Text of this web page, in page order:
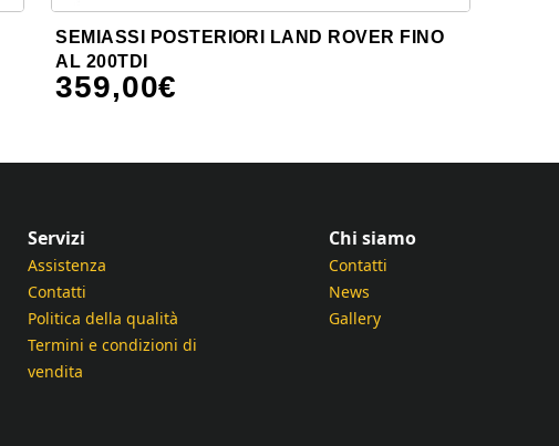
SEMIASSI POSTERIORI LAND ROVER FINO
AL 200TDI
359,00€
Servizi
Assistenza
Contatti
Politica della qualità
Termini e condizioni di
vendita
Chi siamo
Contatti
News
Gallery